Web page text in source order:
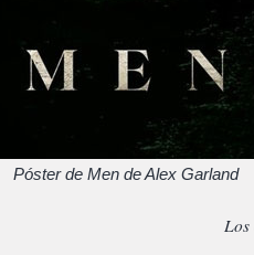
Póster de Men de Alex Garland
Los